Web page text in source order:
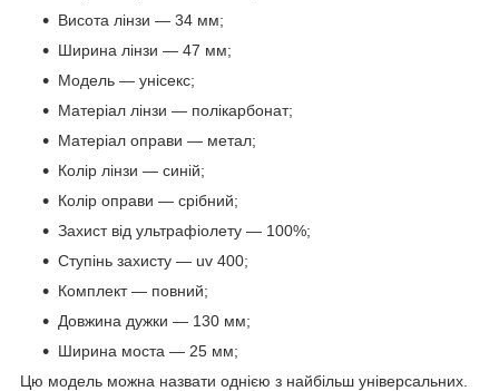
Висота лінзи — 34 мм;
Ширина лінзи — 47 мм;
Модель — унісекс;
Матеріал лінзи — полікарбонат;
Матеріал оправи — метал;
Колір лінзи — синій;
Колір оправи — срібний;
Захист від ультрафіолету — 100%;
Ступінь захисту — uv 400;
Комплект — повний;
Довжина дужки — 130 мм;
Ширина моста — 25 мм;
Цю модель можна назвати однією з найбільш універсальних.